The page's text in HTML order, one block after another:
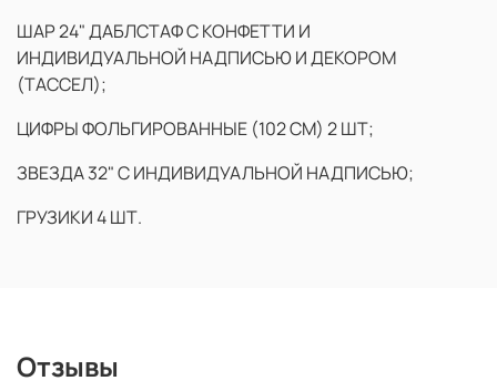
ШАР 24" ДАБЛСТАФ С КОНФЕТТИ И
ИНДИВИДУАЛЬНОЙ НАДПИСЬЮ И ДЕКОРОМ
(ТАССЕЛ);
ЦИФРЫ ФОЛЬГИРОВАННЫЕ (102 СМ) 2 ШТ;
ЗВЕЗДА 32" С ИНДИВИДУАЛЬНОЙ НАДПИСЬЮ;
ГРУЗИКИ 4 ШТ.
Отзывы